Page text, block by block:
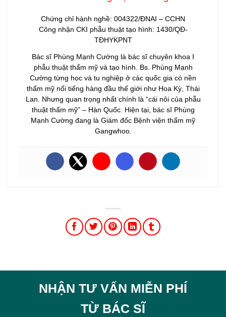
Chứng chỉ hành nghề: 004322/ĐNAI – CCHN
Công nhận CKI phẫu thuật tạo hình: 1430/QĐ-
TĐHYKPNT
Bác sĩ Phùng Mạnh Cường là bác sĩ chuyên khoa I
phẫu thuật thẩm mỹ và tạo hình. Bs. Phùng Mạnh
Cường từng học và tu nghiệp ở các quốc gia có nền
thẩm mỹ nổi tiếng hàng đầu thế giới như Hoa Kỳ, Thái
Lan. Nhưng quan trọng nhất chính là “cái nôi của phẫu
thuật thẩm mỹ” – Hàn Quốc. Hiện tại, bác sĩ Phùng
Mạnh Cường đang là Giám đốc Bệnh viện thẩm mỹ
Gangwhoo.
NHẬN TƯ VẤN MIỄN PHÍ
TỪ BÁC SĨ